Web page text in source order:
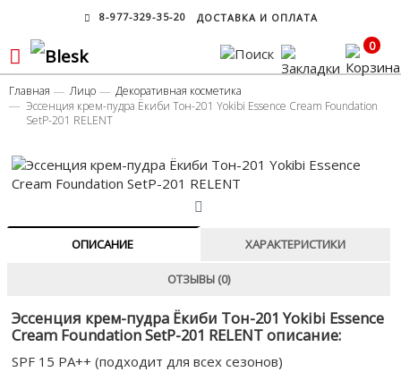
8-977-329-35-20 ДОСТАВКА И ОПЛАТА
0
Главная Лицо
Декоративная косметика
Эссенция крем-пудра Ёкиби Тон-201 Yokibi Essence Cream Foundation
SetP-201 RELENT
ОПИСАНИЕ ХАРАКТЕРИСТИКИ
ОТЗЫВЫ (0)
Эссенция крем-пудра Ёкиби Тон-201 Yokibi Essence
Cream Foundation SetP-201 RELENT описание:
SPF 15 PA++ (подходит для всех сезонов)